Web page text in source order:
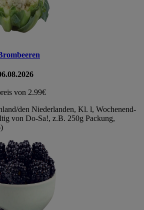
von 2.99€
den Niederlanden, Kl. l, Wochenend-
von Do-Sa!, z.B. 250g Packung,